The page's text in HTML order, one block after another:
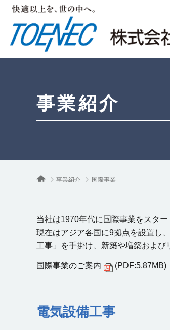
事業紹介
事業紹介 国際事業
当社は1970年代に国際事業をスタ
現在はアジア各国に9拠点を設置し
工事」を手掛け、新築や増築および
国際事業のご案内 (PDF:5.87MB)
電気設備工事